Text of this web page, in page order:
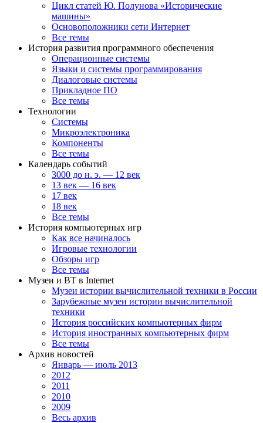
Цикл статей Ю. Полунова «Исторические
машины»
Основоположники сети Интернет
Все темы
История развития программного обеспечения
Операционные системы
Языки и системы программирования
Диалоговые системы
Прикладное ПО
Все темы
Технологии
Системы
Микроэлектроника
Компоненты
Все темы
Календарь событий
3000 до н. э. — 12 век
13 век — 16 век
17 век
18 век
Все темы
История компьютерных игр
Как все начиналось
Игровые технологии
Обзоры игр
Все темы
Музеи и ВТ в Internet
Музеи истории вычислительной техники в России
Зарубежные музеи истории вычислительной
техники
История российских компьютерных фирм
История иностранных компьютерных фирм
Все темы
Архив новостей
Январь — июль 2013
2012
2011
2010
2009
Весь архив